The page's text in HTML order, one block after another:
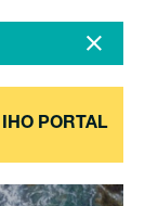
IHO PORTAL
DOCUMENT
ARCHIVE